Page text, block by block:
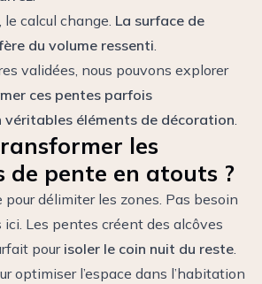
calcul change. La surface de
du volume ressenti.
validées, nous pouvons explorer
ces pentes parfois
véritables éléments de décoration.
les
de pente en atouts ?
pour délimiter les zones. Pas besoin
ici. Les pentes créent des alcôves
pourisoler le coin nuit du reste.
optimiser l’espace dans l’habitation